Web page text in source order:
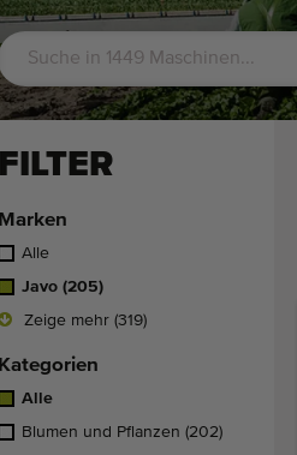
FILTER
Marken
Alle
Javo (205)
Zeige mehr (319)
Kategorien
Alle
Blumen und Pflanzen (202)